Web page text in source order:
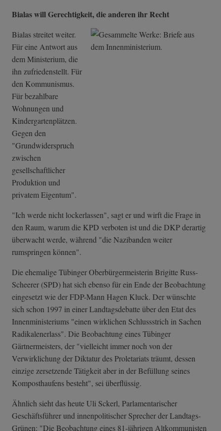
Bialas will Gerechtigkeit, die anderen ihr Recht
Bialas streitet weiter.
Für eine Antwort aus
dem Ministerium, die
ihn zufriedenstellt. Für
den Kommunismus.
Für bezahlbare
Wohnungen und
Kindergartenplätzen.
Gegen den
"Grundwiderspruch
zwischen
gesellschaftlicher
Produktion und
privatem Eigentum".
"Ich werde nicht lockerlassen", sagt er und wirft die Frage in
den Raum, warum die KPD verboten ist und die DKP derartig
überwacht werde, während "die Nazibanden weiter
rumspringen können".
Die ehemalige Tübinger Oberbürgermeisterin Brigitte Russ-
Scheerer (SPD) hat sich ebenso für ein Ende der Beobachtung
eingesetzt wie der FDP-Mann Hagen Kluck. Der wünschte
sich schon 1997 in einer Landtagsdebatte über den Etat des
Innenministeriums "einen wirklichen Schlussstrich in Sachen
Radikalenerlass". Die Beobachtung eines Tübinger
Gärtnermeisters, der "vielleicht immer noch von der
Verwirklichung der Diktatur des Proletariats träumt, dessen
einzige zersetzende Tätigkeit aber in der Befüllung seines
Komposthaufens besteht", sei überflüssig.
Ähnlich sieht das heute Uli Sckerl, Parlamentarischer
Geschäftsführer und innenpolitischer Sprecher der Landtags-
Grünen: "Die Beobachtung eines 81-jährigen Altkommunisten